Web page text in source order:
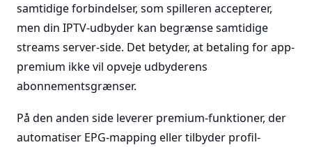
samtidige forbindelser, som spilleren accepterer,
men din IPTV-udbyder kan begrænse samtidige
streams server-side. Det betyder, at betaling for app-
premium ikke vil opveje udbyderens
abonnementsgrænser.
På den anden side leverer premium-funktioner, der
automatiser EPG-mapping eller tilbyder profil-